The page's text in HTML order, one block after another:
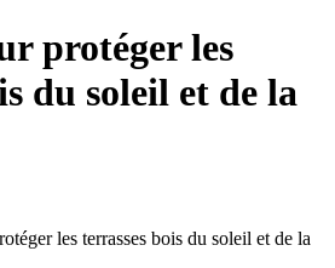
protéger les
du soleil et de la
les terrasses bois du soleil et de la